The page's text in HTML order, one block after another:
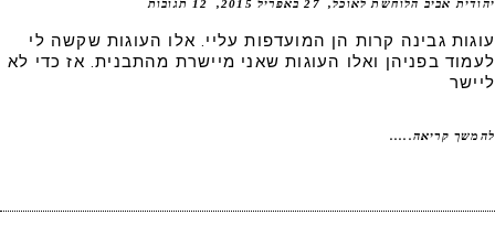
אביב הלוחשת לאוכל 27 באפריל 2015 12 תגובות
גבינה קרות הן המועדפות עליי. אלו העוגות שקשה לי
בפניהן ואלו העוגות שאני מיישרת מהתבנית. אז כדי לא
קריאה.....